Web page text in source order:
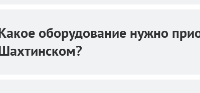
оборудование нужно